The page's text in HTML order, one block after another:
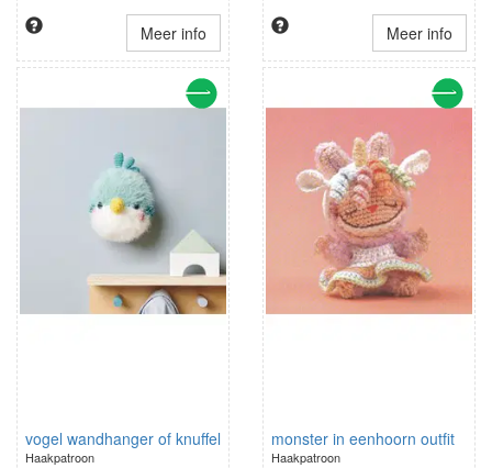
Meer info Meer info
vogel wandhanger of knuffel
Haakpatroon
monster in eenhoorn outfit
Haakpatroon